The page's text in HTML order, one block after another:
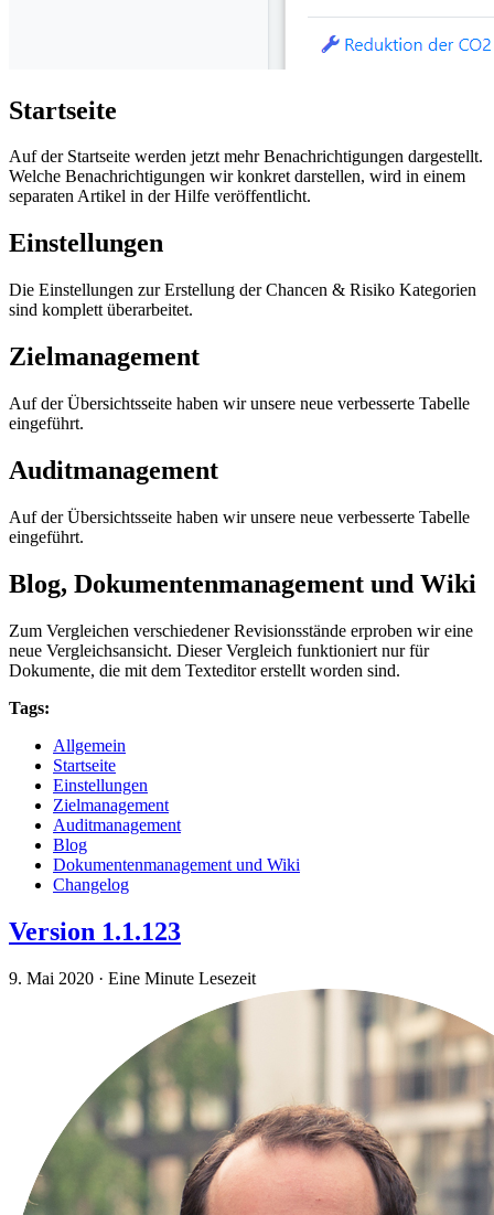
Startseite
Auf der Startseite werden jetzt mehr Benachrichtigungen dargestellt.
Welche Benachrichtigungen wir konkret darstellen, wird in einem
separaten Artikel in der Hilfe veröffentlicht.
Einstellungen
Die Einstellungen zur Erstellung der Chancen & Risiko Kategorien
sind komplett überarbeitet.
Zielmanagement
Auf der Übersichtsseite haben wir unsere neue verbesserte Tabelle
eingeführt.
Auditmanagement
Auf der Übersichtsseite haben wir unsere neue verbesserte Tabelle
eingeführt.
Blog, Dokumentenmanagement und Wiki
Zum Vergleichen verschiedener Revisionsstände erproben wir eine
neue Vergleichsansicht. Dieser Vergleich funktioniert nur für
Dokumente, die mit dem Texteditor erstellt worden sind.
Tags:
Allgemein
Startseite
Einstellungen
Zielmanagement
Auditmanagement
Blog
Dokumentenmanagement und Wiki
Changelog
Version 1.1.123
9. Mai 2020 · Eine Minute Lesezeit